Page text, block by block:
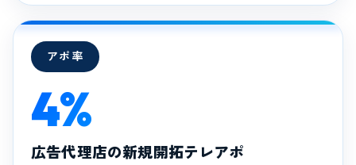
アポ率
4%
広告代理店の新規開拓テレアポ